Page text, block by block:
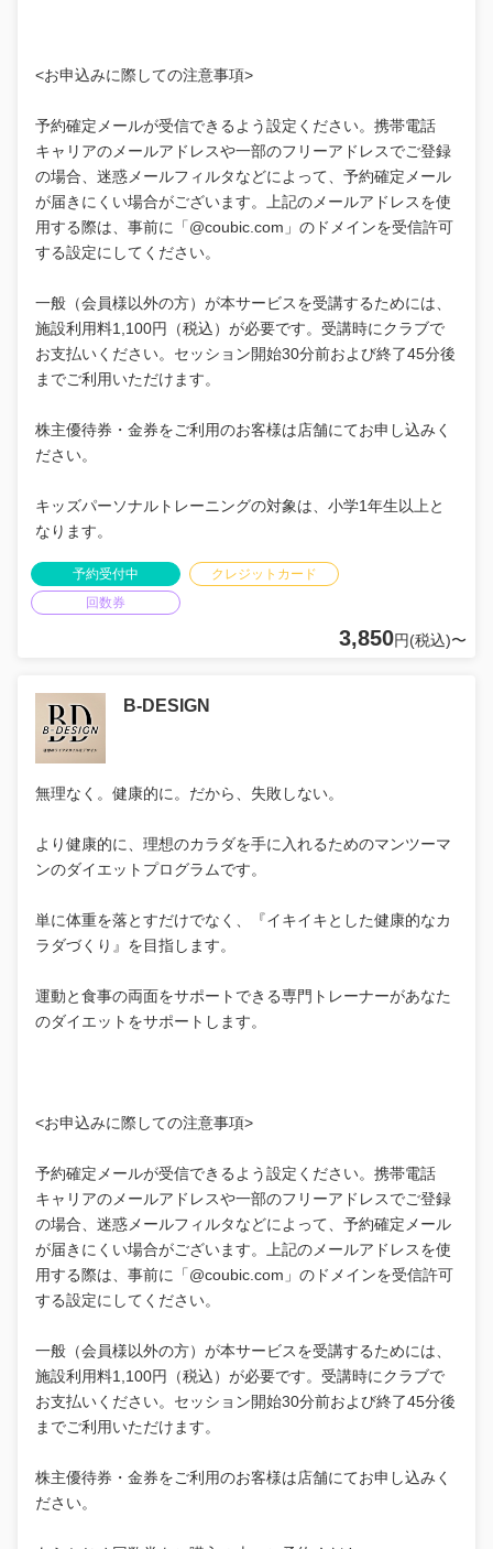
<お申込みに際しての注意事項>
予約確定メールが受信できるよう設定ください。携帯電話
キャリアのメールアドレスや一部のフリーアドレスでご登録
の場合、迷惑メールフィルタなどによって、予約確定メール
が届きにくい場合がございます。上記のメールアドレスを使
用する際は、事前に「@coubic.com」のドメインを受信許可
する設定にしてください。
一般（会員様以外の方）が本サービスを受講するためには、
施設利用料1,100円（税込）が必要です。受講時にクラブで
お支払いください。セッション開始30分前および終了45分後
までご利用いただけます。
株主優待券・金券をご利用のお客様は店舗にてお申し込みく
ださい。
キッズパーソナルトレーニングの対象は、小学1年生以上と
なります。
予約受付中
クレジットカード
回数券
3,850円(税込)〜
B-DESIGN
無理なく。健康的に。だから、失敗しない。
より健康的に、理想のカラダを手に入れるためのマンツーマ
ンのダイエットプログラムです。
単に体重を落とすだけでなく、『イキイキとした健康的なカ
ラダづくり』を目指します。
運動と食事の両面をサポートできる専門トレーナーがあなた
のダイエットをサポートします。
<お申込みに際しての注意事項>
予約確定メールが受信できるよう設定ください。携帯電話
キャリアのメールアドレスや一部のフリーアドレスでご登録
の場合、迷惑メールフィルタなどによって、予約確定メール
が届きにくい場合がございます。上記のメールアドレスを使
用する際は、事前に「@coubic.com」のドメインを受信許可
する設定にしてください。
一般（会員様以外の方）が本サービスを受講するためには、
施設利用料1,100円（税込）が必要です。受講時にクラブで
お支払いください。セッション開始30分前および終了45分後
までご利用いただけます。
株主優待券・金券をご利用のお客様は店舗にてお申し込みく
ださい。